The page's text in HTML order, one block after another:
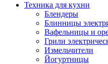
Техника для кухни
Блендеры
Блинницы
Вафельницы и
Грили
Измельчители
Йогуртницы